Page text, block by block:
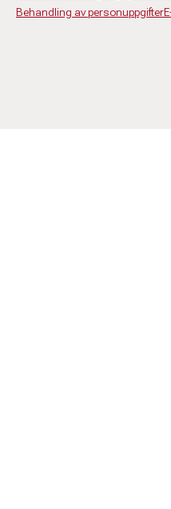
Behandling av personuppgifter